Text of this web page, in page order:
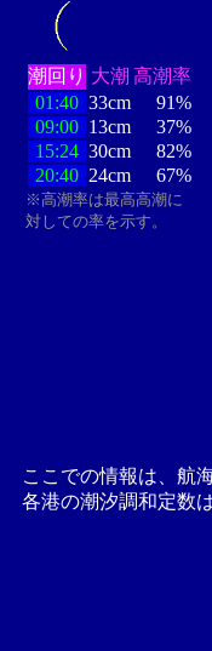
潮回り 大潮 高潮率
01:40 33cm
91%
09:00 13cm
37%
15:24 30cm
82%
20:40 24cm 67%
※高潮率は最高高潮に
対しての率を示す。
ここでの情報は、航
各港の潮汐調和定数